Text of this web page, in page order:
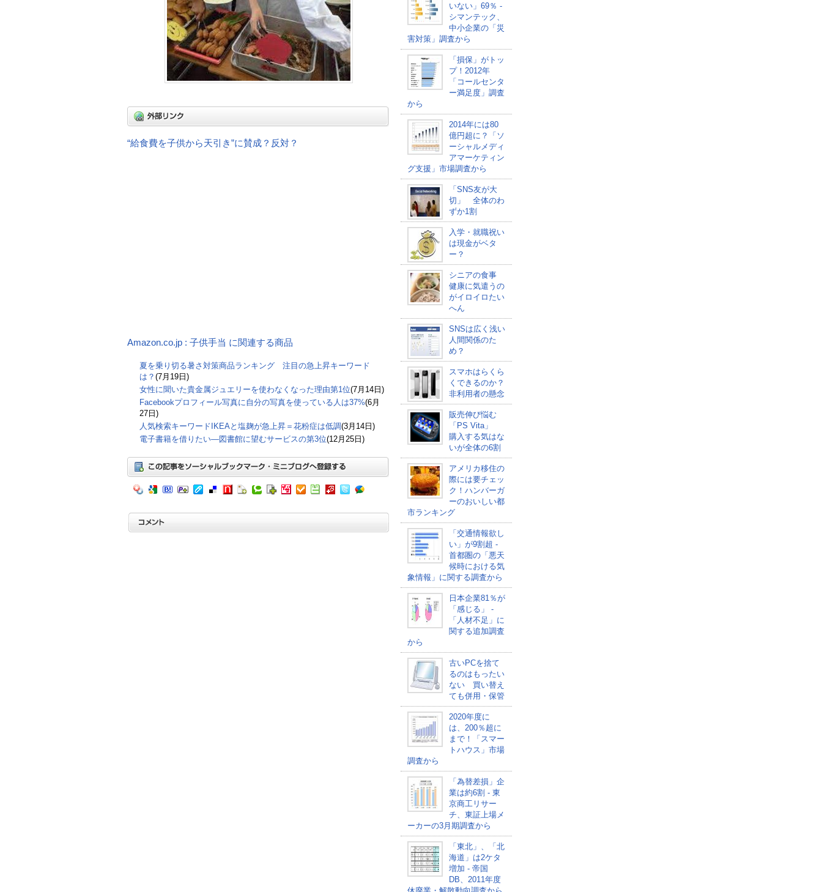
“給食費を子供から天引き”に賛成？反対？
Amazon.co.jp : 子供手当 に関連する商品
夏を乗り切る暑さ対策商品ランキング 注目の急上昇キーワード
は？ (7月19日)
女性に聞いた貴金属ジュエリーを使わなくなった理由第1位(7月14日)
Facebookプロフィール写真に自分の写真を使っている人は37%(6月
27日)
人気検索キーワードIKEAと塩麹が急上昇＝花粉症は低調(3月14日)
電子書籍を借りたい―図書館に望むサービスの第3位(12月25日)
いない」69％ -
シマンテック、
中小企業の「災
害対策」調査から
「損保」がトッ
プ！2012年
「コールセンタ
ー満足度」調査
から
2014年には80
億円超に？「ソ
ーシャルメディ
アマーケティン
グ支援」市場調査から
「SNS友が大
切」 全体のわ
ずか1割
入学・就職祝い
は現金がベタ
ー？
シニアの食事
健康に気遣うの
がイロイロたい
へん
SNSは広く浅い
人間関係のた
め？
スマホはらくら
くできるのか？
非利用者の懸念
販売伸び悩む
「PS Vita」
購入する気はな
いが全体の6割
アメリカ移住の
際には要チェッ
ク！ハンバーガ
ーのおいしい都
市ランキング
「交通情報欲し
い」が9割超 -
首都圏の「悪天
候時における気
象情報」に関する調査から
日本企業81％が
「感じる」 -
「人材不足」に
関する追加調査
から
古いPCを捨て
るのはもったい
ない 買い替え
ても併用・保管
2020年度に
は、200％超に
まで！「スマー
トハウス」市場
調査から
「為替差損」企
業は約6割 - 東
京商工リサー
チ、東証上場メ
ーカーの3月期調査から
「東北」、「北
海道」は2ケタ
増加 - 帝国
DB、2011年度